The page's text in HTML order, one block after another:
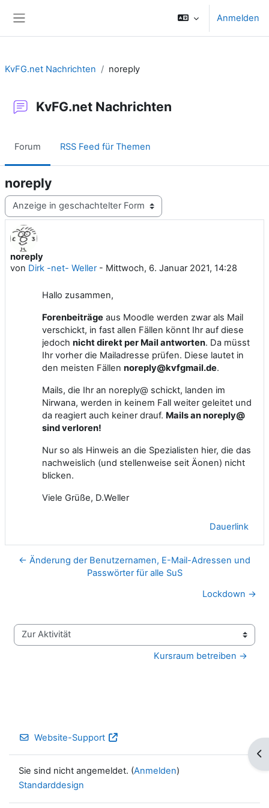
Anmelden
KvFG.net Nachrichten noreply
KvFG.net Nachrichten
Forum RSS Feed für Themen
noreply
Anzeigemodus
noreply
von Dirk -net- Weller- Mittwoch, 6. Januar 2021, 14:28
Anzahl Antworten: 0
Hallo zusammen,
Forenbeiträge aus Moodle werden zwar als Mail
verschickt, in fast allen Fällen könnt Ihr auf diese
jedoch nicht direkt per Mail antworten. Da müsst
Ihr vorher die Mailadresse prüfen. Diese lautet in
den meisten Fällen noreply@kvfgmail.de.
Mails, die Ihr an noreply@ schickt, landen im
Nirwana, werden in keinem Fall weiter geleitet und
da reagiert auch keiner drauf. Mails an noreply@
sind verloren!
Nur so als Hinweis an die Spezialisten hier, die das
nachweislich (und stellenweise seit Äonen) nicht
blicken.
Viele Grüße, D.Weller
Dauerlink
← Änderung der Benutzernamen, E-Mail-Adressen und
Passwörter für alle SuS
Lockdown →
Zur Aktivität
Kursraum betreiben →
Website-Support
Sie sind nicht angemeldet. (Anmelden)
Standarddesign